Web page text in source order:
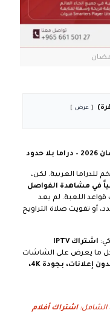
عرض
للدراما العربية. لكن،
في مشاهدة الفواصل
تغيرت قواعد اللعبة. لم يعد
أو تفويت صلاة التراويح
اشتراك IPTV
ما يعرض على الشاشات
(بدون إعلانات، بجودة 4K،
الشامل:اشتراك أفلام